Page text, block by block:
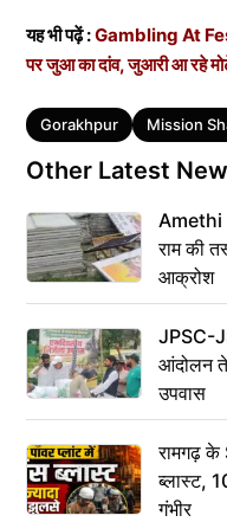
यह भी पढ़ें :Gambling At
पर जुआ का दांव, जुआरी आ रहे
Tags
Gorakhpur Mission
Other Latest
Amethi
राम की
आक्रोश
JPSC-
आंदोलन
उपवास
रामगढ़
ब्लास्ट,
गंभीर